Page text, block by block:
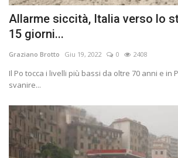
Allarme siccità, Italia verso lo
15 giorni...
Graziano Brotto Giu 19, 2022 0 2408
Il Po tocca i livelli più bassi da oltre 70 anni e in
svanire...